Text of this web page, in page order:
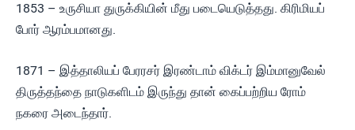
1853 – உருசியா துருக்கியின் மீது படையெடுத்தது. கிரிமியப்
போர் ஆரம்பமானது.
1871 – இத்தாலியப் பேரரசர் இரண்டாம் விக்டர் இம்மானுவேல்
திருத்தந்தை நாடுகளிடம் இருந்து தான் கைப்பற்றிய ரோம்
நகரை அடைந்தார்.